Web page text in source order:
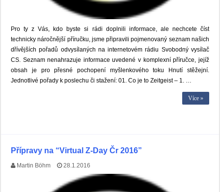
Pro ty z Vás, kdo byste si rádi doplnili informace, ale nechcete číst
technicky náročnější příručku, jsme připravili pojmenovaný seznam našich
dřívějších pořadů odvysílaných na internetovém rádiu Svobodný vysílač
CS. Seznam nenahrazuje informace uvedené v komplexní příručce, jejíž
obsah je pro přesné pochopení myšlenkového toku Hnutí stěžejní.
Jednotlivé pořady k poslechu či stažení: 01. Co je to Zeitgeist – 1. …
Více »
Přípravy na “Virtual Z-Day Čr 2016”
Martin Böhm 28.1.2016